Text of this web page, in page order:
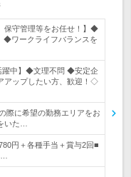
保守管理等をお任せ！】◆
◆ワークライフバランスを
躍中】◆文理不問 ◆安定企
アップしたい方、歓迎！◇
際に希望の勤務エリアをお
いた…
円＋各種手当＋賞与2回■